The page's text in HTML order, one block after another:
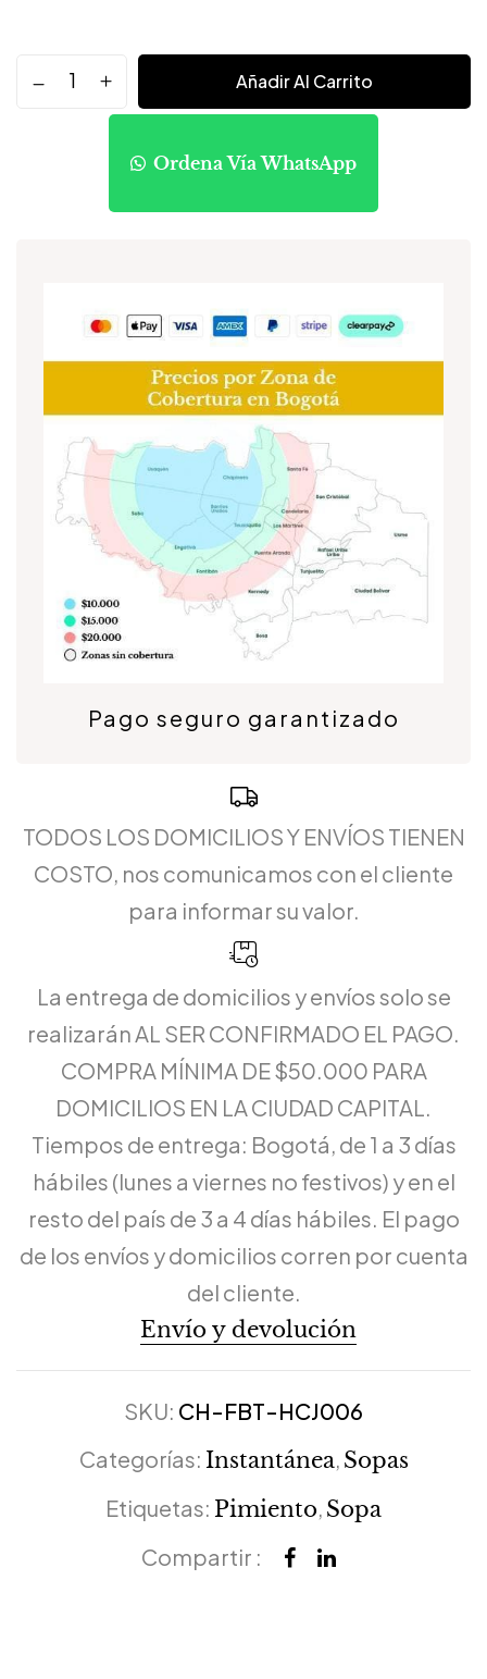
Añadir Al Carrito
Ordena Vía WhatsApp
Pago seguro garantizado
TODOS LOS DOMICILIOS Y ENVÍOS TIENEN
COSTO, nos comunicamos con el cliente
para informar su valor.
La entrega de domicilios y envíos solo se
realizarán AL SER CONFIRMADO EL PAGO.
COMPRA MÍNIMA DE $50.000 PARA
DOMICILIOS EN LA CIUDAD CAPITAL.
Tiempos de entrega: Bogotá, de 1 a 3 días
hábiles (lunes a viernes no festivos) y en el
resto del país de 3 a 4 días hábiles. El pago
de los envíos y domicilios corren por cuenta
del cliente.
Envío y devolución
SKU: CH-FBT-HCJ006
Categorías: Instantánea Sopas
Etiquetas: Pimiento Sopa
Compartir :